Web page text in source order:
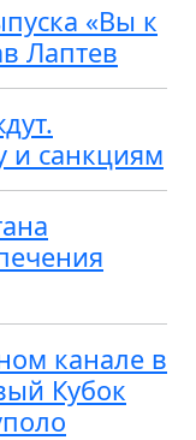
«Вы к
Лаптев
и санкциям
канале в
Кубок